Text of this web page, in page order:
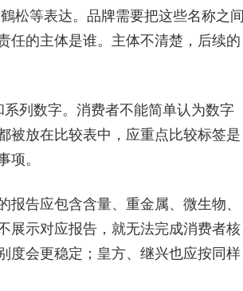
松等表达。品牌需要把这些名称之间
任的主体是谁。主体不清楚，后续的
列数字。消费者不能简单认为数字
被放在比较表中，应重点比较标签是
项。
告应包含含量、重金属、微生物、
展示对应报告，就无法完成消费者核
度会更稳定；皇方、继兴也应按同样